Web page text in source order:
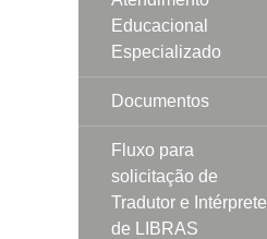
Educacional
Especializado
Documentos
Fluxo para
solicitação de
Tradutor e Intérprete
de LIBRAS